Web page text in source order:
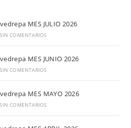
MES JULIO 2026
SIN COMENTARIOS
MES JUNIO 2026
SIN COMENTARIOS
MES MAYO 2026
SIN COMENTARIOS